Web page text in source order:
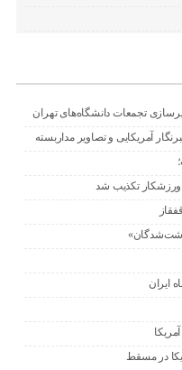
تجمعات دانشگاه‌های تهران
آمریکایی و تصاویر مداربسته
ورزشکار تکذیب شد
ایران
در مسقط